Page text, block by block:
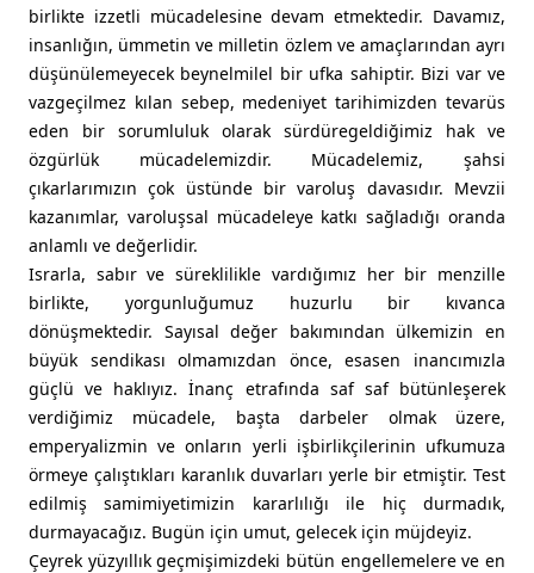
birlikte izzetli mücadelesine devam etmektedir. Davamız,
insanlığın, ümmetin ve milletin özlem ve amaçlarından ayrı
düşünülemeyecek beynelmilel bir ufka sahiptir. Bizi var ve
vazgeçilmez kılan sebep, medeniyet tarihimizden tevarüs
eden bir sorumluluk olarak sürdüregeldiğimiz hak ve
özgürlük mücadelemizdir. Mücadelemiz, şahsi
çıkarlarımızın çok üstünde bir varoluş davasıdır. Mevzii
kazanımlar, varoluşsal mücadeleye katkı sağladığı oranda
anlamlı ve değerlidir.
Israrla, sabır ve süreklilikle vardığımız her bir menzille
birlikte, yorgunluğumuz huzurlu bir kıvanca
dönüşmektedir. Sayısal değer bakımından ülkemizin en
büyük sendikası olmamızdan önce, esasen inancımızla
güçlü ve haklıyız. İnanç etrafında saf saf bütünleşerek
verdiğimiz mücadele, başta darbeler olmak üzere,
emperyalizmin ve onların yerli işbirlikçilerinin ufkumuza
örmeye çalıştıkları karanlık duvarları yerle bir etmiştir. Test
edilmiş samimiyetimizin kararlılığı ile hiç durmadık,
durmayacağız. Bugün için umut, gelecek için müjdeyiz.
Çeyrek yüzyıllık geçmişimizdeki bütün engellemelere ve en